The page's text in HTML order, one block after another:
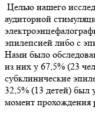
Целью нашего
аудиторной
эпилепсией либо с
Нами было
из них у 67,5% (23
субклинические
32,5% (13 детей) был
момент прохождения